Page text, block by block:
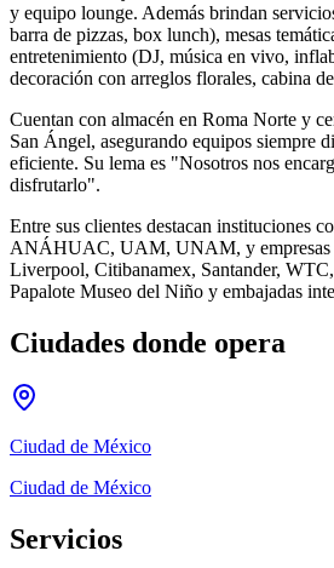
y equipo lounge. Además brindan
barra de pizzas, box lunch), mesas
entretenimiento (DJ, música en vivo,
decoración con arreglos florales, cabina
Cuentan con almacén en Roma Norte y
San Ángel, asegurando equipos siempre
eficiente. Su lema es "Nosotros nos
disfrutarlo".
Entre sus clientes destacan instituciones
ANÁHUAC, UAM, UNAM, y empresas
Liverpool, Citibanamex, Santander,
Papalote Museo del Niño y embajadas
Ciudades donde opera
Ciudad de México
Ciudad de México
Servicios